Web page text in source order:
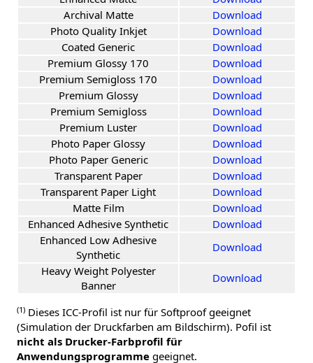
Archival Matte
Download
Photo Quality Inkjet
Download
Coated Generic
Download
Premium Glossy 170
Download
Premium Semigloss 170
Download
Premium Glossy
Download
Premium Semigloss
Download
Premium Luster
Download
Photo Paper Glossy
Download
Photo Paper Generic
Download
Transparent Paper
Download
Transparent Paper Light
Download
Matte Film
Download
Enhanced Adhesive Synthetic
Download
Enhanced Low Adhesive
Synthetic
Download
Heavy Weight Polyester
Banner
Download
(1) Dieses ICC-Profil ist nur für Softproof geeignet
(Simulation der Druckfarben am Bildschirm). Pofil ist
nicht als Drucker-Farbprofil für
Anwendungsprogramme geeignet.